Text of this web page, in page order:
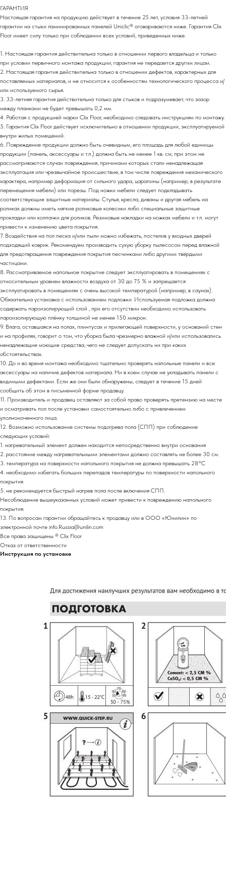
ГАРАНТИЯ
Настоящая гарантия на продукцию действует в течение 25 лет, условия 33-летней
гарантии на стыки ламинированных панелей Uniclic® оговариваются ниже. Гарантия Clix
Floor имеет силу только при соблюдении всех условий, приведенных ниже.
1. Настоящая гарантия действительна только в отношении первого владельца и только
при условии первичного монтажа продукции; гарантия не передается другим лицам.
2. Настоящая гарантия действительна только в отношении дефектов, характерных для
поставляемых материалов, и не относится к особенностям технологического процесса и/
или используемого сырья.
3. 33-летняя гарантия действительна только для стыков и подразумевает, что зазор
между планками не будет превышать 0,2 мм.
4. Работая с продукцией марки Clix Floor, необходимо следовать инструкциям по монтажу.
5. Гарантия Clix Floor действует исключительно в отношении продукции, эксплуатируемой
внутри жилых помещений.
6. Повреждение продукции должно быть очевидным, его площадь для любой единицы
продукции (панель, аксессуары и т.п.) должна быть не менее 1 кв. см; при этом не
рассматриваются случаи повреждения, причинами которых стали ненадлежащая
эксплуатация или чрезвычайное происшествие, в том числе повреждения механического
характера, например деформация от сильного удара, царапины (например, в результате
перемещения мебели) или порезы. Под ножки мебели следует подкладывать
соответствующие защитные материалы. Стулья, кресла, диваны и другая мебель на
роликах должны иметь мягкие роликовые колесики либо специальные защитные
прокладки или колпачки для роликов. Резиновые накладки на ножках мебели и т.п. могут
привести к изменению цвета покрытия.
7. Воздействия на пол песка и/или пыли можно избежать, постелив у входных дверей
подходящий коврик. Рекомендуем производить сухую уборку пылесосом перед влажной
для предотвращения повреждения покрытия песчинками либо другими твёрдыми
частицами.
8. Рассматриваемое напольное покрытие следует эксплуатировать в помещениях с
относительным уровнем влажности воздуха от 30 до 75 % и запрещается
эксплуатировать в помещениях с очень высокой температурой (например, в саунах).
Обязательна установка с использованием подложки. Используемая подложка должна
содержать пароизолирующий слой , при его отсутствии необходимо использовать
пароизолирующую плёнку толщиной не менее 150 микрон.
9. Влага, оставшаяся на полах, плинтусах и прилегающей поверхности, у оснований стен
и на профилях, говорит о том, что уборка была чрезмерно влажной и/или использовались
ненадлежащие моющие средства, чего не следует допускать ни при каких
обстоятельствах.
10. До и во время монтажа необходимо тщательно проверять напольные панели и все
аксессуары на наличие дефектов материала. Ни в коем случае не укладывать панели с
видимыми дефектами. Если же они были обнаружены, следует в течение 15 дней
сообщить об этом в письменной форме продавцу.
11. Производитель и продавец оставляют за собой право проверять претензию на месте
и осматривать пол после установки самостоятельно либо с привлечением
уполномоченного лица.
12. Возможно использование системы подогрева пола (СПП) при соблюдение
следующих условий:
1. нагревательный элемент должен находится непосредственно внутри основания
2. расстояние между нагревательными элементами должно составлять не более 30 см.
3. температура на поверхности напольного покрытия не должна превышать 28°С
4. необходимо избегать больших перепадов температуры по поверхности напольного
покрытия
5. не рекомендуется быстрый нагрев пола после включения СПП.
Несоблюдение вышеуказанных условий может привести к повреждению напольного
покрытия.
13. По вопросам гарантии обращайтесь к продавцу или в ООО «Юнилин» по
электронной почте info.Russia@unilin.com
Все права защищены ® Clix Floor
Отказ от ответственности
Инструкция по установке